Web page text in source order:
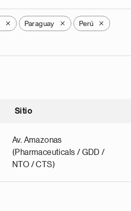
X Paraguay X Perú X
Sitio
Av. Amazonas
(Pharmaceuticals / GDD /
NTO / CTS)